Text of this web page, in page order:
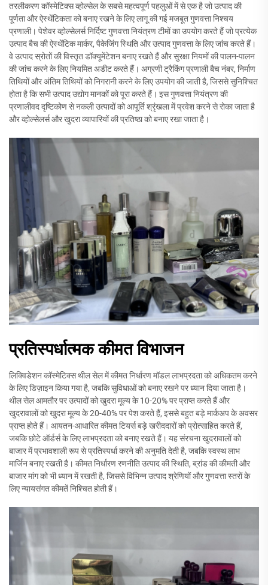
तरलीकरण कॉस्मेटिक्स व्होल्सेल के सबसे महत्वपूर्ण पहलुओं में से एक है जो उत्पाद की
पूर्णता और ऐस्थेंटिकता को बनाए रखने के लिए लागू की गई मजबूत गुणवत्ता निश्चय
प्रणाली। पेशेवर व्होल्सेलर्स निर्दिष्ट गुणवत्ता नियंत्रण टीमों का उपयोग करते हैं जो प्रत्येक
उत्पाद बैच की ऐस्थेंटिक मार्कर, पैकेजिंग स्थिति और उत्पाद गुणवत्ता के लिए जांच करते हैं।
वे उत्पाद स्रोतों की विस्तृत डॉक्यूमेंटेशन बनाए रखते हैं और सुरक्षा नियमों की पालन-पालन
की जांच करने के लिए नियमित अडीट करते हैं। अग्रणी ट्रैकिंग प्रणाली बैच नंबर, निर्माण
तिथियों और अंतिम तिथियों को निगरानी करने के लिए उपयोग की जाती है, जिससे सुनिश्चित
होता है कि सभी उत्पाद उद्योग मानकों को पूरा करते हैं। इस गुणवत्ता नियंत्रण की
प्रणालीवद दृष्टिकोण से नकली उत्पादों को आपूर्ति श्रृंखला में प्रवेश करने से रोका जाता है
और व्होल्सेलर्स और खुदरा व्यापारियों की प्रतिष्ठा को बनाए रखा जाता है।
प्रतिस्पर्धात्मक कीमत विभाजन
लिक्विडेशन कॉस्मेटिक्स थील सेल में कीमत निर्धारण मॉडल लाभप्रदता को अधिकतम करने
के लिए डिज़ाइन किया गया है, जबकि सुविधाओं को बनाए रखने पर ध्यान दिया जाता है।
थील सेल आमतौर पर उत्पादों को खुदरा मूल्य के 10-20% पर प्राप्त करते हैं और
खुदरावालों को खुदरा मूल्य के 20-40% पर पेश करते हैं, इससे बहुत बड़े मार्कअप के अवसर
प्राप्त होते हैं। आयतन-आधारित कीमत टियर्स बड़े खरीददारों को प्रोत्साहित करते हैं,
जबकि छोटे ऑर्डर्स के लिए लाभप्रदता को बनाए रखते हैं। यह संरचना खुदरावालों को
बाजार में प्रभावशाली रूप से प्रतिस्पर्धा करने की अनुमति देती है, जबकि स्वस्थ लाभ
मार्जिन बनाए रखती है। कीमत निर्धारण रणनीति उत्पाद की स्थिति, ब्रांड की कीमती और
बाजार मांग को भी ध्यान में रखती है, जिससे विभिन्न उत्पाद श्रेणियों और गुणवत्ता स्तरों के
लिए न्यायसंगत कीमतें निश्चित होती हैं।